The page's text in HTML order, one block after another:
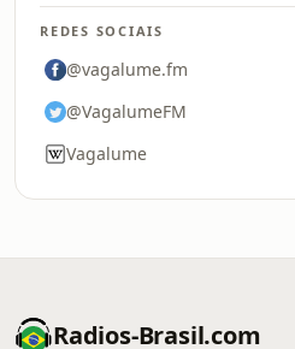
REDES SOCIAIS
@vagalume.fm
@VagalumeFM
Vagalume
Radios-Brasil.com